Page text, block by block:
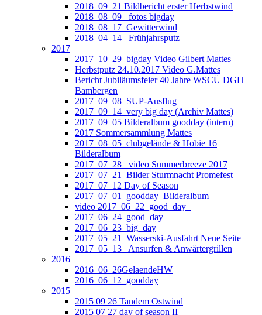
2018_09_21 Bildbericht erster Herbstwind
2018_08_09_ fotos bigday
2018_08_17_Gewitterwind
2018_04_14_ Frühjahrsputz
2017
2017_10_29_bigday Video Gilbert Mattes
Herbstputz 24.10.2017 Video G.Mattes
Bericht Jubiläumsfeier 40 Jahre WSCÜ DGH
Bambergen
2017_09_08_SUP-Ausflug
2017_09_14_very big day (Archiv Mattes)
2017_09_05 Bilderalbum goodday (intern)
2017 Sommersammlung Mattes
2017_08_05_clubgelände & Hobie 16
Bilderalbum
2017_07_28_ video Summerbreeze 2017
2017_07_21_Bilder Sturmnacht Promefest
2017_07_12 Day of Season
2017_07_01_goodday_Bilderalbum
video 2017_06_22_good_day_
2017_06_24_good_day
2017_06_23_big_day
2017_05_21_Wasserski-Ausfahrt Neue Seite
2017_05_13_ Ansurfen & Anwärtergrillen
2016
2016_06_26GelaendeHW
2016_06_12_goodday
2015
2015 09 26 Tandem Ostwind
2015 07 27 day of season II